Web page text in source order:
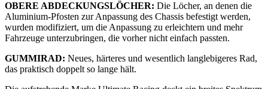
OBERE ABDECKUNGSLÖCHER: Die Löcher, an denen die
Aluminium-Pfosten zur Anpassung des Chassis befestigt werden,
wurden modifiziert, um die Anpassung zu erleichtern und mehr
Fahrzeuge unterzubringen, die vorher nicht einfach passten.
GUMMIRAD: Neues, härteres und wesentlich langlebigeres Rad,
das praktisch doppelt so lange hält.